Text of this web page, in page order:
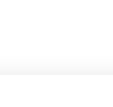
jota voidaan